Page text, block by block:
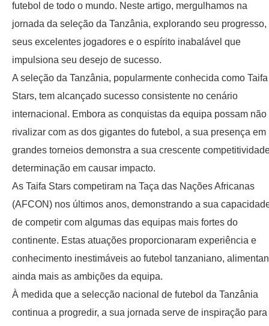
futebol de todo o mundo. Neste artigo, mergulhamos na
jornada da seleção da Tanzânia, explorando seu progresso,
seus excelentes jogadores e o espírito inabalável que
impulsiona seu desejo de sucesso.
A seleção da Tanzânia, popularmente conhecida como Taifa
Stars, tem alcançado sucesso consistente no cenário
internacional. Embora as conquistas da equipa possam não
rivalizar com as dos gigantes do futebol, a sua presença em
grandes torneios demonstra a sua crescente
determinação em causar impacto.
As Taifa Stars competiram na Taça das Nações Africanas
(AFCON) nos últimos anos, demonstrando a sua
de competir com algumas das equipas mais fortes do
continente. Estas atuações proporcionaram experiência e
conhecimento inestimáveis ​​ao futebol tanzaniano,
ainda mais as ambições da equipa.
À medida que a selecção nacional de futebol da Tanzânia
continua a progredir, a sua jornada serve de inspiração para